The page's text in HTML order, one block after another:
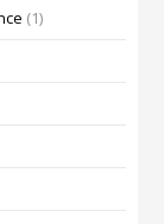
(1)